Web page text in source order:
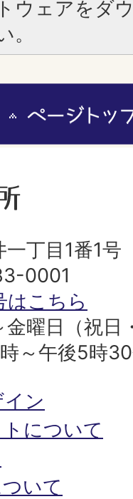
ウェアをダ
。
丁目1番1号
0001
はこちら
金曜日（祝日
～午後5時
ン
について
いて